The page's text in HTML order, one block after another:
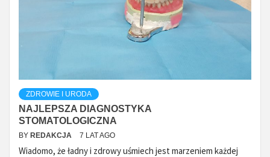
ZDROWIE I URODA
NAJLEPSZA DIAGNOSTYKA
STOMATOLOGICZNA
BY REDAKCJA 7 LAT AGO
Wiadomo, że ładny i zdrowy uśmiech jest marzeniem każdej